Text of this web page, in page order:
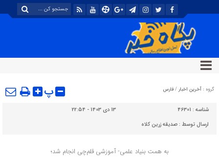
گروه : آخرین اخبار / فارس پ
شناسه : 46301
13 دی 1403 - 22:54
ارسال توسط : صدیقه زرین کلاه
به همت بنیاد علمی- آموزشی قلم‌چی انجام شد؛